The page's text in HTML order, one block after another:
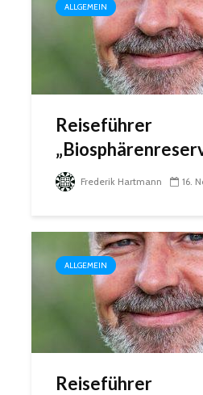
ALLGEMEIN
Reiseführer
Frederik Hartmann 16.
ALLGEMEIN
Reiseführer